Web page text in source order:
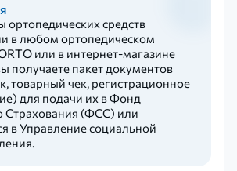
ортопедических средств
в любом ортопедическом
или в интернет-магазине
получаете пакет документов
товарный чек, регистрационное
для подачи их в Фонд
Страхования (ФСС) или
в Управление социальной